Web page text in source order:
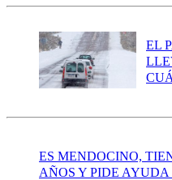
EL
ES MENDOCINO,
AÑOS Y PIDE AYUDA